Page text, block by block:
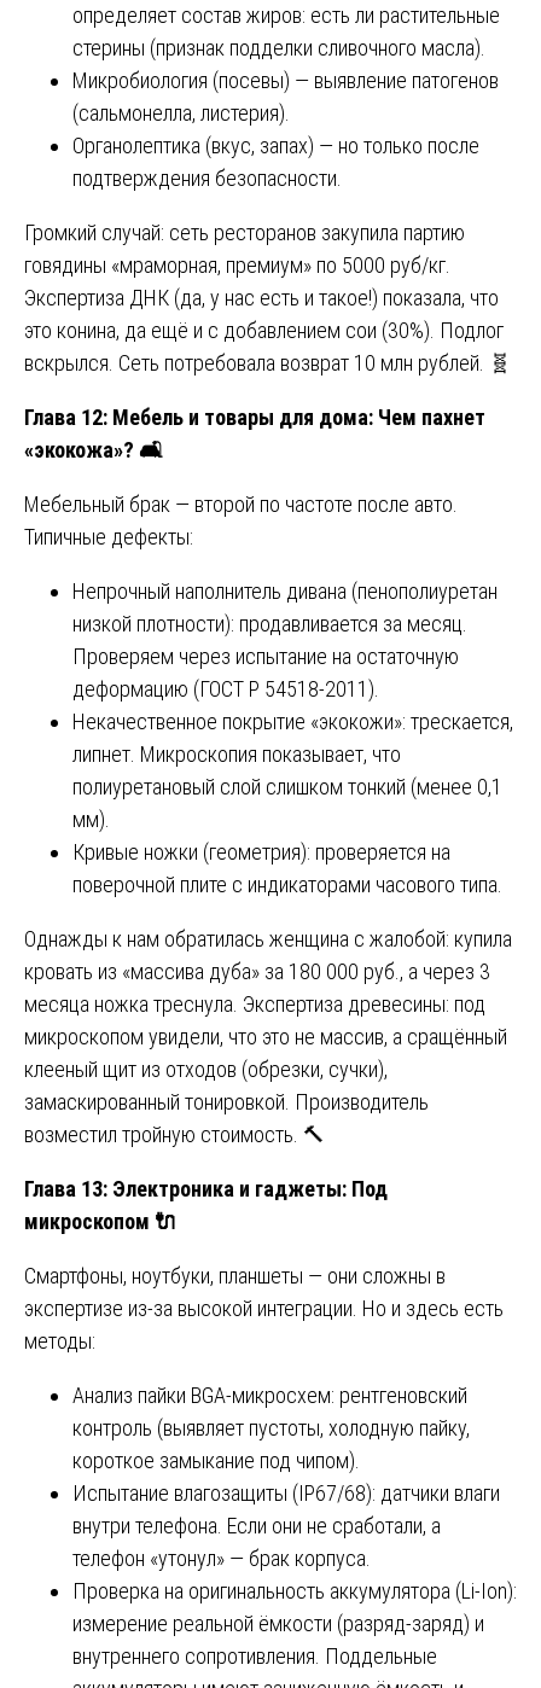
определяет состав жиров: есть ли растительные
стерины (признак подделки сливочного масла).
Микробиология (посевы) — выявление патогенов
(сальмонелла, листерия).
Органолептика (вкус, запах) — но только после
подтверждения безопасности.
Громкий случай: сеть ресторанов закупила партию
говядины «мраморная, премиум» по 5000 руб/кг.
Экспертиза ДНК (да, у нас есть и такое!) показала, что
это конина, да ещё и с добавлением сои (30%). Подлог
вскрылся. Сеть потребовала возврат 10 млн рублей. 🧬
Глава 12: Мебель и товары для дома: Чем пахнет
«экокожа»? 🛋
Мебельный брак — второй по частоте после авто.
Типичные дефекты:
Непрочный наполнитель дивана (пенополиуретан
низкой плотности): продавливается за месяц.
Проверяем через испытание на остаточную
деформацию (ГОСТ Р 54518-2011).
Некачественное покрытие «экокожи»: трескается,
липнет. Микроскопия показывает, что
полиуретановый слой слишком тонкий (менее 0,1
мм).
Кривые ножки (геометрия): проверяется на
поверочной плите с индикаторами часового типа.
Однажды к нам обратилась женщина с жалобой: купила
кровать из «массива дуба» за 180 000 руб., а через 3
месяца ножка треснула. Экспертиза древесины: под
микроскопом увидели, что это не массив, а сращённый
клееный щит из отходов (обрезки, сучки),
замаскированный тонировкой. Производитель
возместил тройную стоимость. 🔨
Глава 13: Электроника и гаджеты: Под
микроскопом 🔌
Смартфоны, ноутбуки, планшеты — они сложны в
экспертизе из-за высокой интеграции. Но и здесь есть
методы:
Анализ пайки BGA-микросхем: рентгеновский
контроль (выявляет пустоты, холодную пайку,
короткое замыкание под чипом).
Испытание влагозащиты (IP67/68): датчики влаги
внутри телефона. Если они не сработали, а
телефон «утонул» — брак корпуса.
Проверка на оригинальность аккумулятора (Li-Ion):
измерение реальной ёмкости (разряд-заряд) и
внутреннего сопротивления. Поддельные